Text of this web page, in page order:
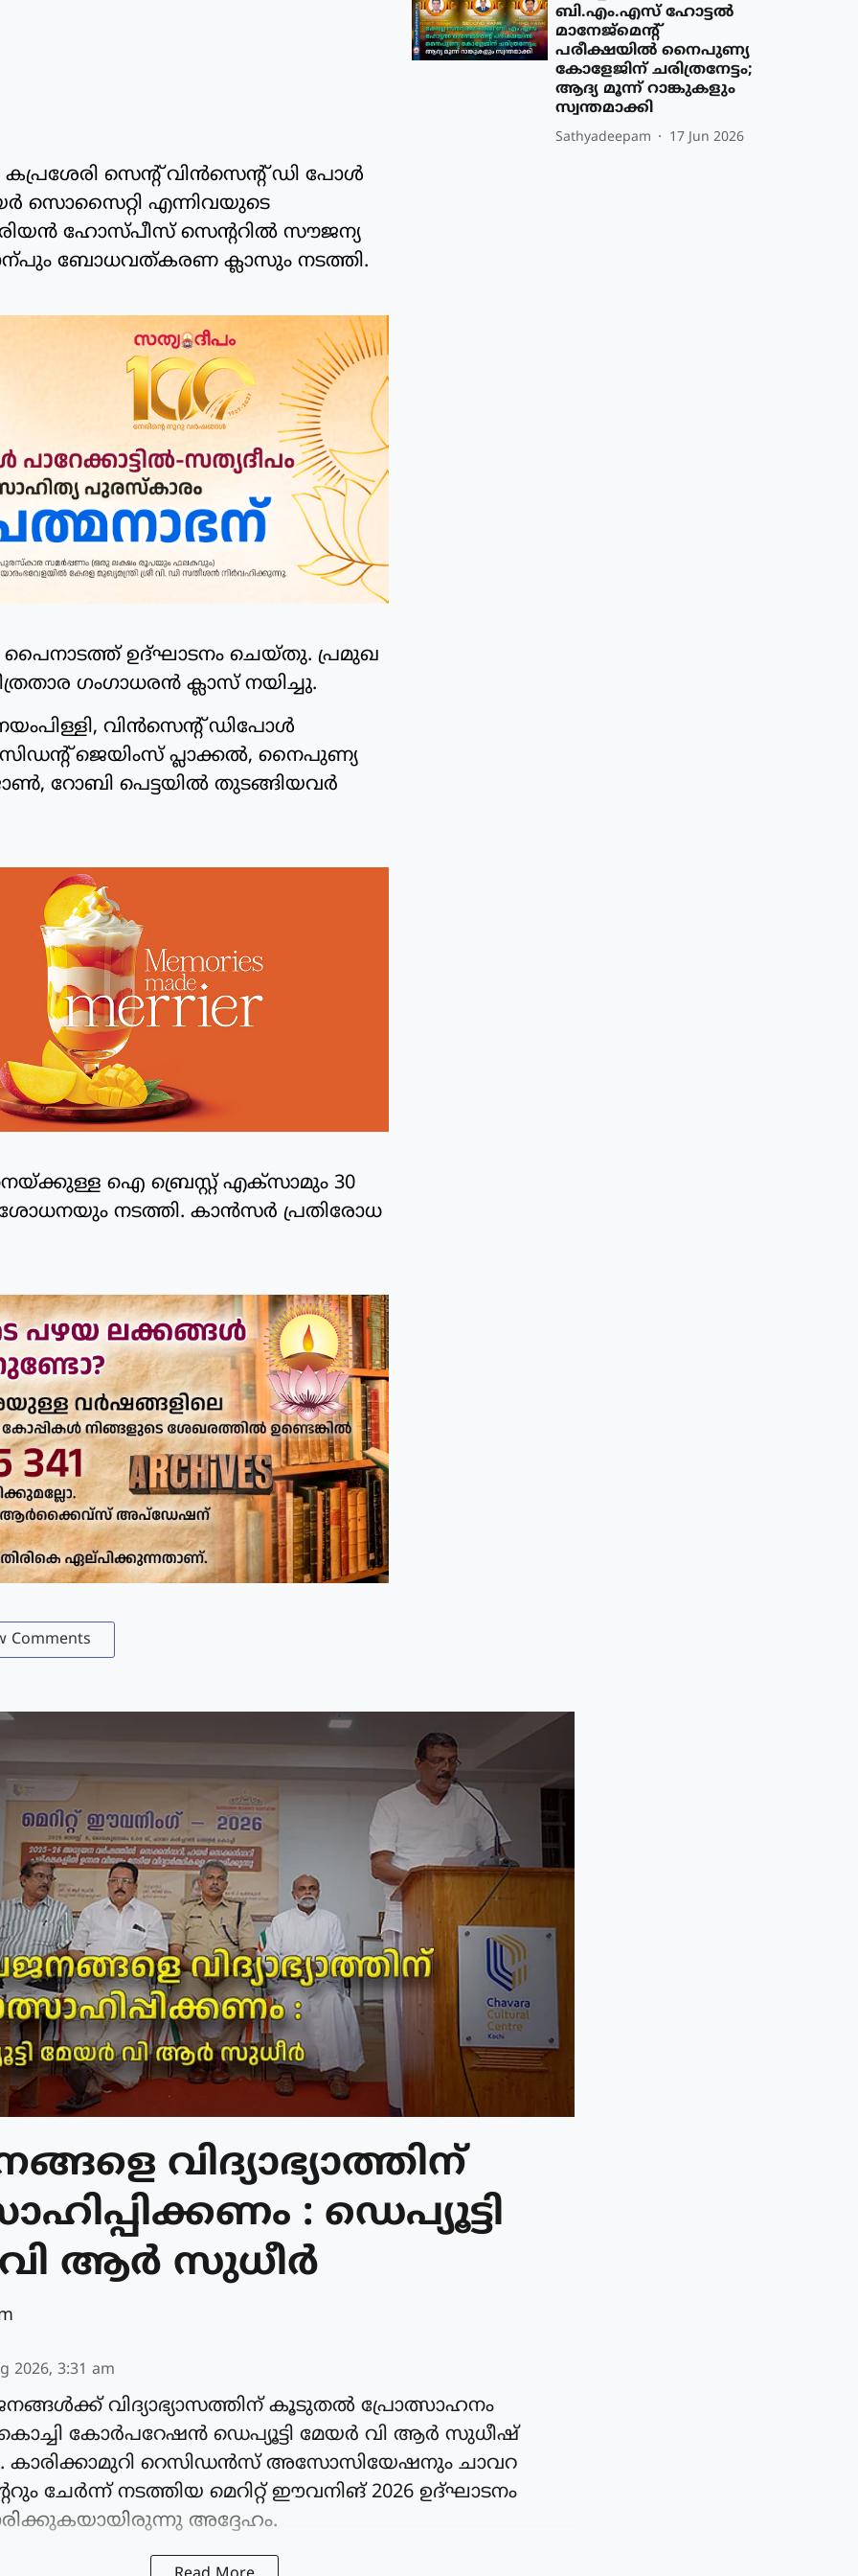
കപ്രശേരി സെന്‍റ് വിൻസെന്‍റ് ഡി പോൾ
സൊസൈറ്റി എന്നിവയുടെ
ഹോസ്പീസ് സെന്‍ററിൽ സൗജന്യ
ബോധവത്കരണ ക്ലാസും നടത്തി.
പൈനാടത്ത് ഉദ്ഘാടനം ചെയ്തു. പ്രമുഖ
ഗംഗാധരൻ ക്ലാസ് നയിച്ചു.
വിൻസെന്‍റ് ഡിപോൾ
ജെയിംസ് പ്ലാക്കൽ, നൈപുണ്യ
റോബി പെട്ടയിൽ തുടങ്ങിയവർ
ഐ ബ്രെസ്റ്റ് എക്സാമും 30
നടത്തി. കാൻസർ പ്രതിരോധ
Comments
ബി.എം.എസ് ഹോട്ടൽ
മാനേജ്മെന്റ്
പരീക്ഷയിൽ നൈപുണ്യ
കോളേജിന് ചരിത്രനേട്ടം;
ആദ്യ മൂന്ന് റാങ്കുകളും
സ്വന്തമാക്കി
Sathyadeepam 17 Jun 2026
വിദ്യാഭ്യാത്തിന്
: ഡെപ്യൂട്ടി
ആർ സുധീർ
2026, 3:31 am
വിദ്യാഭ്യാസത്തിന് കൂടുതൽ പ്രോത്സാഹനം
കോർപറേഷൻ ഡെപ്യൂട്ടി മേയർ വി ആർ സുധീഷ്
കാരിക്കാമുറി റെസിഡൻസ് അസോസിയേഷനും ചാവറ
ചേർന്ന് നടത്തിയ മെറിറ്റ് ഈവനിങ് 2026 ഉദ്ഘാടനം
അദ്ദേഹം.